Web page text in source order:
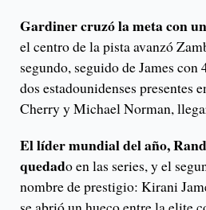
Gardiner cruzó la meta con
el centro de la pista avanzó
segundo, seguido de James con
dos estadounidenses presentes
Cherry y Michael Norman,
El líder mundial del año,
quedado en las series, y el
nombre de prestigio: Kirani